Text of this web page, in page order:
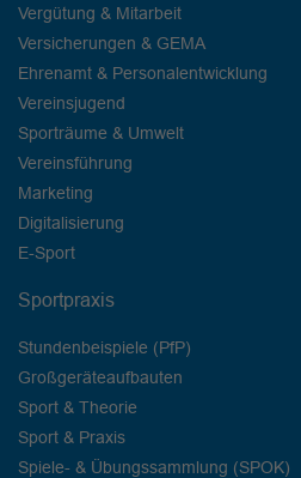
Vergütung & Mitarbeit
Versicherungen & GEMA
Ehrenamt & Personalentwicklung
Vereinsjugend
Sporträume & Umwelt
Vereinsführung
Marketing
Digitalisierung
E-Sport
Sportpraxis
Stundenbeispiele (PfP)
Großgeräteaufbauten
Sport & Theorie
Sport & Praxis
Spiele- & Übungssammlung (SPOK)